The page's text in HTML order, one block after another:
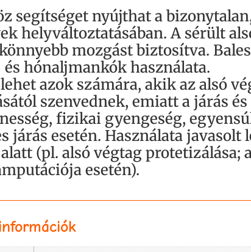
segítséget nyújthat a
helyváltoztatásában. A sérült
mozgást biztosítva.
hónaljmankók használata.
lehet azok számára, akik az alsó
szenvednek, emiatt a járás
fizikai gyengeség,
járás esetén. Használata
(pl. alsó végtag protetizálása;
esetén).